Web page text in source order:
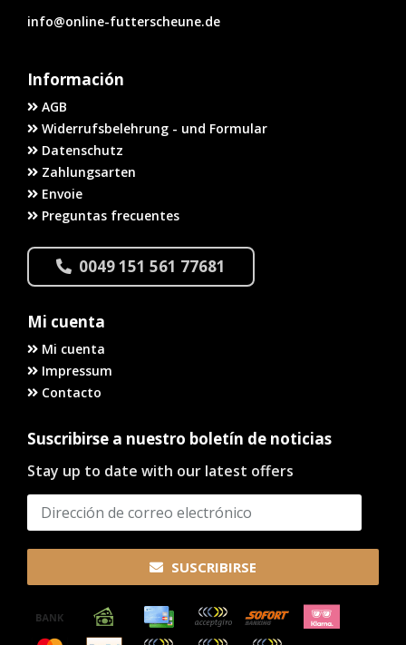
info@online-futterscheune.de
Información
AGB
Widerrufsbelehrung - und Formular
Datenschutz
Zahlungsarten
Envoie
Preguntas frecuentes
0049 151 561 77681
Mi cuenta
Mi cuenta
Impressum
Contacto
Suscribirse a nuestro boletín de noticias
Stay up to date with our latest offers
SUSCRIBIRSE